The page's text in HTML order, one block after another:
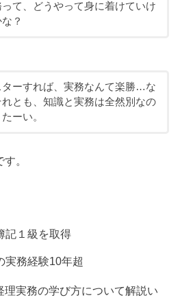
て、どうやって身に着けていけ
？
ターすれば、実務なんて楽勝…な
とも、知識と実務は全然別なの
ーい。
。
記１級を取得
実務経験10年超
理実務の学び方について解説い